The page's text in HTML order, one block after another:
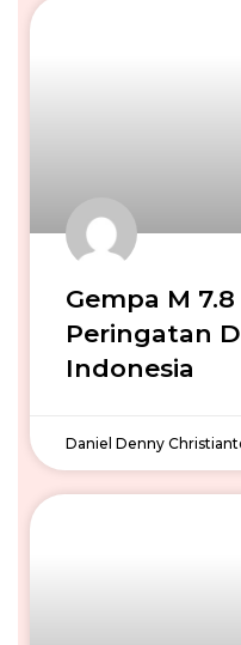
Gempa M
Peringatan
Indonesia
Daniel Denny